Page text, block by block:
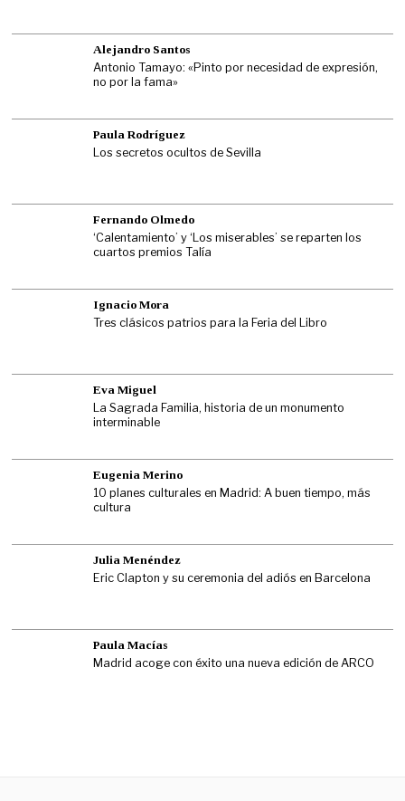
Alejandro Santos
Antonio Tamayo: «Pinto por necesidad de expresión,
no por la fama»
Paula Rodríguez
Los secretos ocultos de Sevilla
Fernando Olmedo
‘Calentamiento’ y ‘Los miserables’ se reparten los
cuartos premios Talía
Ignacio Mora
Tres clásicos patrios para la Feria del Libro
Eva Miguel
La Sagrada Familia, historia de un monumento
interminable
Eugenia Merino
10 planes culturales en Madrid: A buen tiempo, más
cultura
Julia Menéndez
Eric Clapton y su ceremonia del adiós en Barcelona
Paula Macías
Madrid acoge con éxito una nueva edición de ARCO